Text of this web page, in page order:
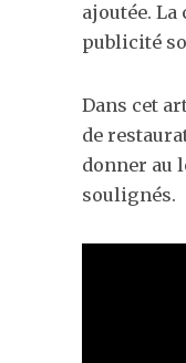
ajoutée.
publicité
Dans cet
de
donner au
soulignés.